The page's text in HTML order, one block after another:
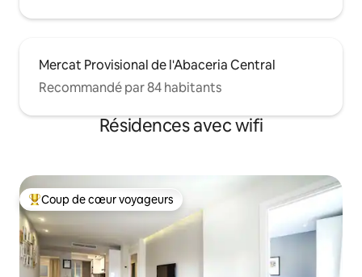
Mercat Provisional de l'Abaceria Central
Recommandé par 84 habitants
Résidences avec wifi
Coups de cœur voyageurs les plus appréciés
Coup de cœur voyageurs